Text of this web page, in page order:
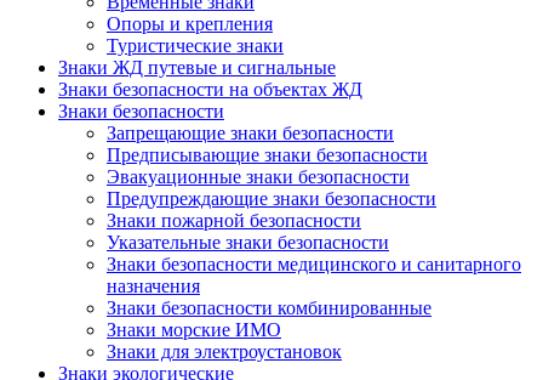
Опоры и крепления
Туристические знаки
Знаки ЖД путевые и сигнальные
Знаки безопасности на объектах ЖД
Знаки безопасности
Запрещающие знаки безопасности
Предписывающие знаки безопасности
Эвакуационные знаки безопасности
Предупреждающие знаки безопасности
Знаки пожарной безопасности
Указательные знаки безопасности
Знаки безопасности медицинского и санитарного
назначения
Знаки безопасности комбинированные
Знаки морские ИМО
Знаки для электроустановок
Знаки экологические